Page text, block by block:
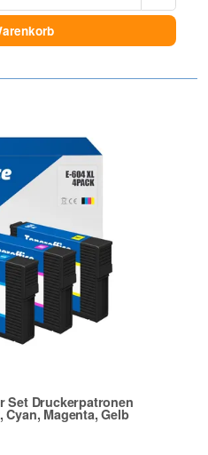
Set Druckerpatronen
Cyan, Magenta, Gelb